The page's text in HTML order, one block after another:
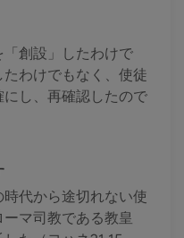
創設」したわけで
わけでもなく、使徒
し、再確認したので
代から途切れない使
マ司教である教皇